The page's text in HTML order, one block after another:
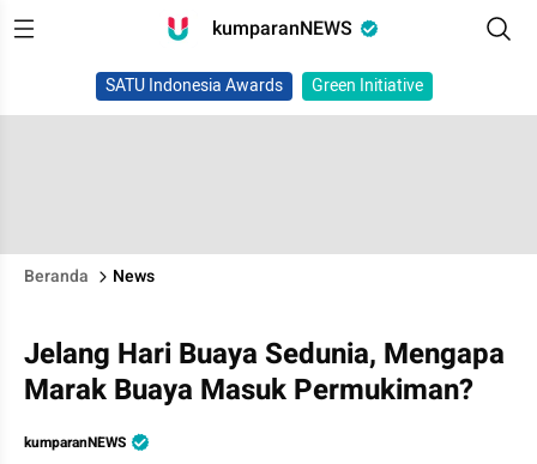
kumparanNEWS
SATU Indonesia Awards Green Initiative
Beranda News
Jelang Hari Buaya Sedunia, Mengapa
Marak Buaya Masuk Permukiman?
kumparanNEWS